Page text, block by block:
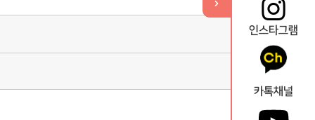
인스타그램
카톡채널